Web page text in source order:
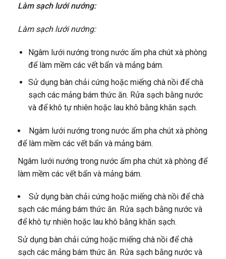
Làm sạch lưới nướng:
Làm sạch lưới nướng:
Ngâm lưới nướng trong nước ấm pha chút xà phòng
để làm mềm các vết bẩn và mảng bám.
Sử dụng bàn chải cứng hoặc miếng chà nồi để chà
sạch các mảng bám thức ăn. Rửa sạch bằng nước
và để khô tự nhiên hoặc lau khô bằng khăn sạch.
Ngâm lưới nướng trong nước ấm pha chút xà phòng
để làm mềm các vết bẩn và mảng bám.
Ngâm lưới nướng trong nước ấm pha chút xà phòng để
làm mềm các vết bẩn và mảng bám.
Sử dụng bàn chải cứng hoặc miếng chà nồi để chà
sạch các mảng bám thức ăn. Rửa sạch bằng nước và
để khô tự nhiên hoặc lau khô bằng khăn sạch.
Sử dụng bàn chải cứng hoặc miếng chà nồi để chà
sạch các mảng bám thức ăn. Rửa sạch bằng nước và